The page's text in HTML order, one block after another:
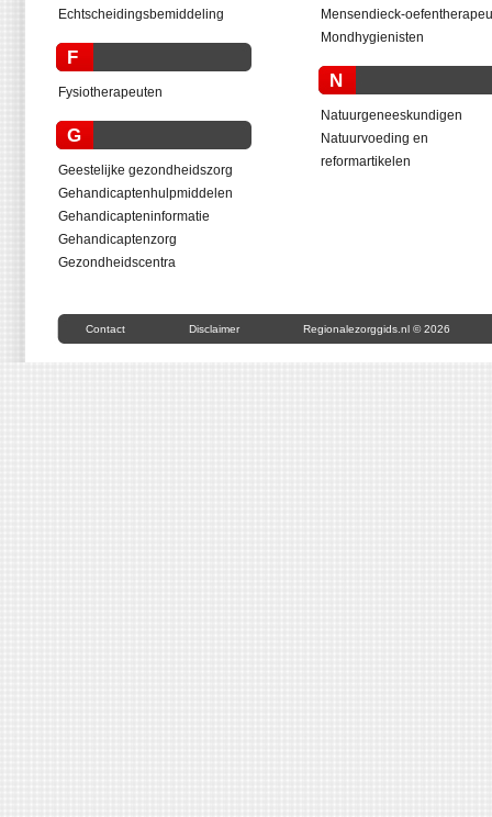
Echtscheidingsbemiddeling
F
Fysiotherapeuten
G
Geestelijke gezondheidszorg
Gehandicaptenhulpmiddelen
Gehandicapteninformatie
Gehandicaptenzorg
Gezondheidscentra
Mensendieck-
Mondhygienisten
N
Natuurgeneeskundigen
Natuurvoeding en
reformartikelen
Contact Disclaimer Regionalezorggids.nl © 2026